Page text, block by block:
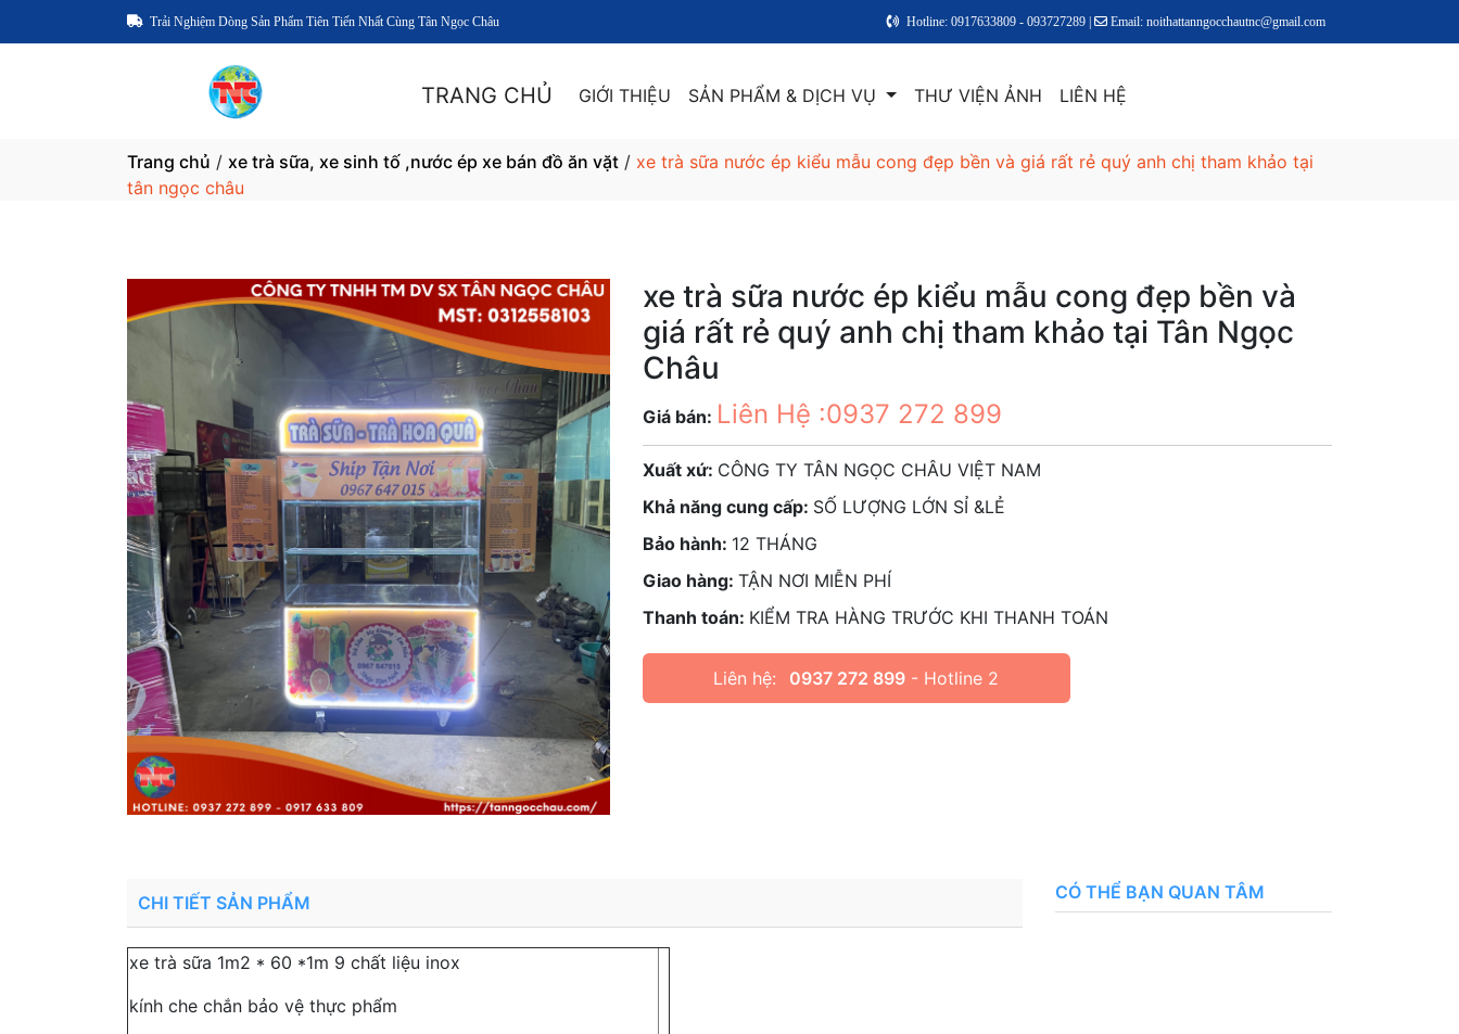
Trải Nghiệm Dòng Sản Phẩm Tiên Tiến Nhất Cùng Tân Ngọc Châu Hotline: 0917633809 - 093727289 | Email: noithattanngocchautnc@gmail.com
TRANG CHỦ GIỚI THIỆU SẢN PHẨM & DỊCH VỤ THƯ VIỆN ẢNH LIÊN HỆ
Trang chủ / xe trà sữa, xe sinh tố ,nước ép xe bán đồ ăn vặt / xe trà sữa nước ép kiểu mẫu cong đẹp bền và giá rất rẻ quý anh chị tham khảo tại
tân ngọc châu
xe trà sữa nước ép kiểu mẫu cong đẹp bền và
giá rất rẻ quý anh chị tham khảo tại Tân Ngọc
Châu
Giá bán: Liên Hệ :0937 272 899
Xuất xứ: CÔNG TY TÂN NGỌC CHÂU VIỆT NAM
Khả năng cung cấp: SỐ LƯỢNG LỚN SỈ &LẺ
Bảo hành: 12 THÁNG
Giao hàng: TẬN NƠI MIỄN PHÍ
Thanh toán: KIỂM TRA HÀNG TRƯỚC KHI THANH TOÁN
Liên hệ: 0937 272 899 - Hotline 2
CHI TIẾT SẢN PHẨM
xe trà sữa 1m2 * 60 *1m 9 chất liệu inox
kính che chắn bảo vệ thực phẩm
CÓ THỂ BẠN QUAN TÂM